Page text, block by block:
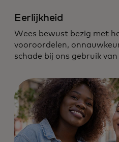
Eerlijkheid
Wees bewust bezig met
vooroordelen,
schade bij ons gebruik